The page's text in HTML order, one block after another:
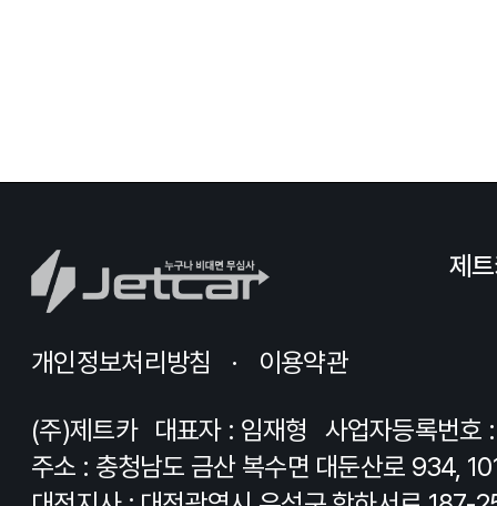
제
개인정보처리방침 이용약관
(주)제트카 대표자 : 임재형
사업자등록번
주소 : 충청남도 금산 복수면 대둔산로 934,